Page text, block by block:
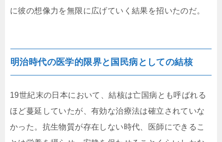
に彼の想像力を無限に広げていく結果を招いたのだ。
明治時代の医学的限界と国民病としての結核
19世紀末の日本において、結核は亡国病とも呼ばれる
ほど蔓延していたが、有効な治療法は確立されていな
かった。抗生物質が存在しない時代、医師にできるこ